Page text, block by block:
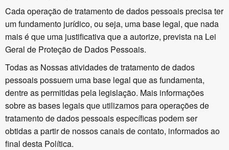
Cada operação de tratamento de dados pessoais precisa ter
um fundamento jurídico, ou seja, uma base legal, que nada
mais é que uma justificativa que a autorize, prevista na Lei
Geral de Proteção de Dados Pessoais.
Todas as Nossas atividades de tratamento de dados
pessoais possuem uma base legal que as fundamenta,
dentre as permitidas pela legislação. Mais informações
sobre as bases legais que utilizamos para operações de
tratamento de dados pessoais específicas podem ser
obtidas a partir de nossos canais de contato, informados ao
final desta Política.